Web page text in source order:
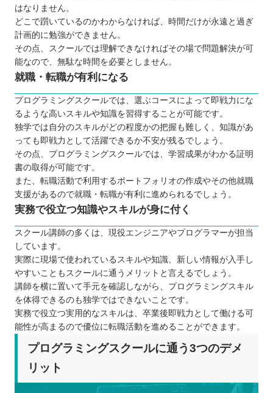
はなりません。
どこで躓いているのかわからなければ、時間だけが永遠と過ぎ
計画的に勉強ができません。
その点、スクールでは理解できなければその場で問題解決が可
能なので、無駄な時間を必要としません。
就職・転職が有利になる
プログラミングスクールでは、選ぶコースによって即戦力にな
るような高いスキルや知識を習得することが可能です。
独学では自分のスキルがどの程度かの把握も難しく、知識があ
っても即戦力として活躍できるか不安が残るでしょう。
その点、プログラミングスクールでは、学習成果がわかる証明
書の取得が可能です。
また、転職活動で利用するポートフォリオの作成やその他就職
支援があるので就職・転職が有利に進められるでしょう。
実務で役立つ知識やスキルが身に付く
スクール講師の多くは、現役エンジニアやプログラマーが担当
しています。
実際に現場で使われているスキルや知識、新しい情報が入手し
やすいこともスクールに通うメリットと言えるでしょう。
講師を横に置いて手元を確認しながら、プログラミングスキル
を体得できるのも独学ではできないことです。
実務で役立つ実用的なスキルは、卒業後即戦力として働ける可
能性が高まるので優位に転職活動を進めることができます。
プログラミングスクールに通う3つのデメ
リット